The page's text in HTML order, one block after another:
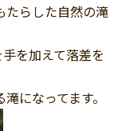
たらした自然の滝
を加えて落差を
になってます。